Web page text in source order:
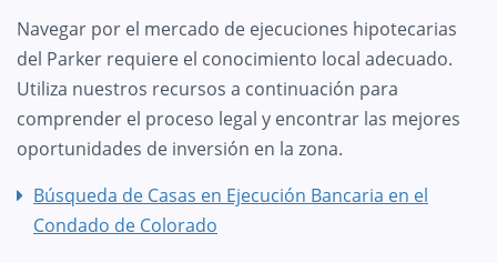
Navegar por el mercado de ejecuciones hipotecarias
del Parker requiere el conocimiento local adecuado.
Utiliza nuestros recursos a continuación para
comprender el proceso legal y encontrar las mejores
oportunidades de inversión en la zona.
Búsqueda de Casas en Ejecución Bancaria en el
Condado de Colorado